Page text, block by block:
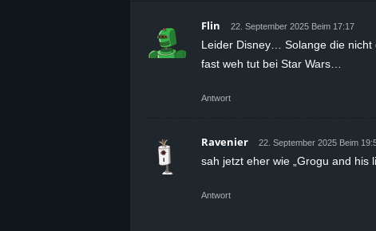
Flin 22. September 2025 Beim 17:17
Leider Disney… Solange die nicht
fast weh tut bei Star Wars…
Antwort
Ravenier 22. September 2025 Beim
sah jetzt eher wie „Grogu and his
Antwort